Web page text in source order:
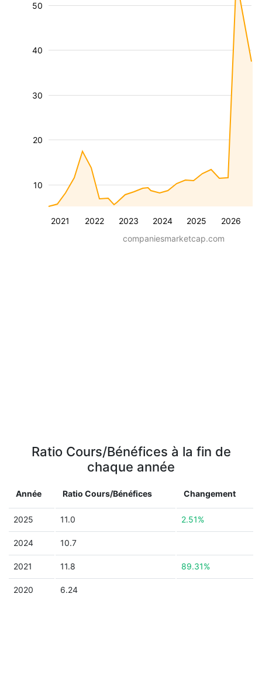
2021 2022 2023 2024 2025 2026
10
20
30
40
50
companiesmarketcap.com
Ratio Cours/Bénéfices à la fin de
chaque année
Année Ratio Cours/Bénéfices Changement
2025 11.0 2.51%
2024 10.7
2021 11.8 89.31%
2020 6.24